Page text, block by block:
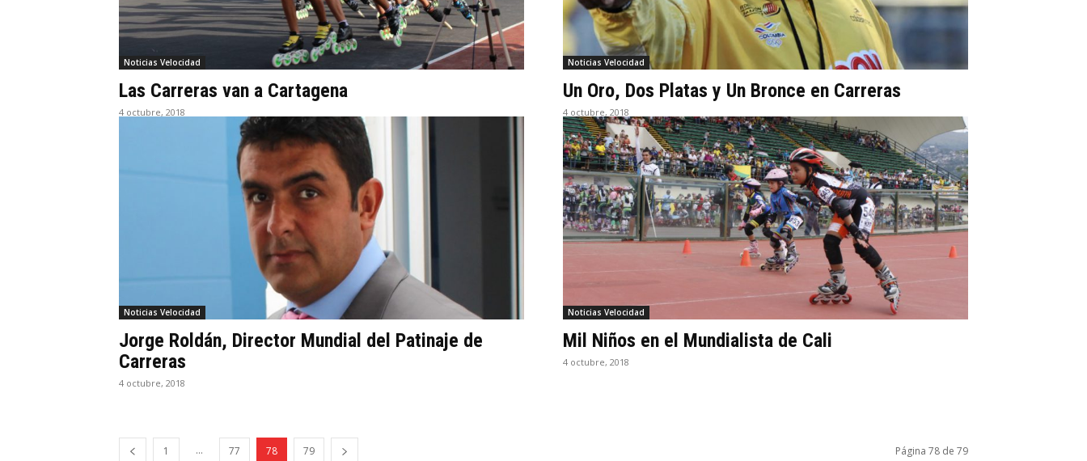
Noticias Velocidad
Las Carreras van a Cartagena
4 octubre, 2018
Noticias Velocidad
Un Oro, Dos Platas y Un Bronce en Carreras
4 octubre, 2018
Noticias Velocidad
Jorge Roldán, Director Mundial del Patinaje de
Carreras
4 octubre, 2018
Noticias Velocidad
Mil Niños en el Mundialista de Cali
4 octubre, 2018
1 ... 77 78 79 Página 78 de 79